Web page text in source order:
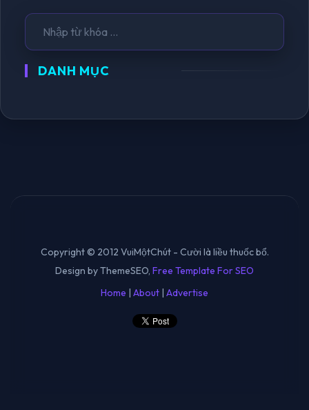
DANH MỤC
Copyright © 2012 VuiMộtChút - Cười là liều thuốc bổ.
Design by ThemeSEO, Free Template For SEO
Home | About | Advertise